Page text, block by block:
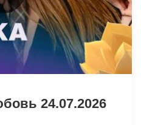
24.07.2026